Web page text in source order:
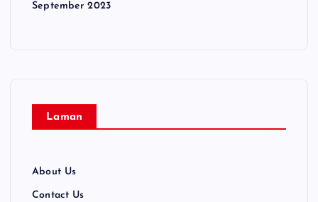
September 2023
Laman
About Us
Contact Us